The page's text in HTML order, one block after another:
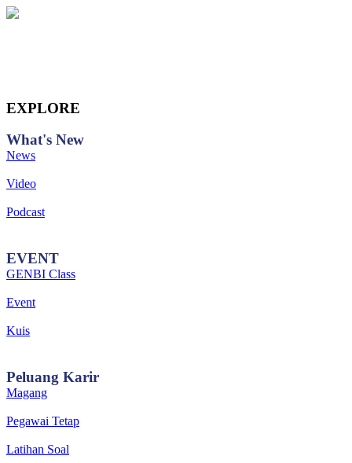
EXPLORE
What's New
News
Video
Podcast
EVENT
GENBI Class
Event
Kuis
Peluang Karir
Magang
Pegawai Tetap
Latihan Soal